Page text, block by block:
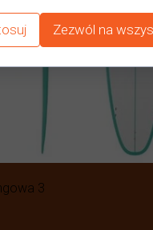
3
Zezwól na